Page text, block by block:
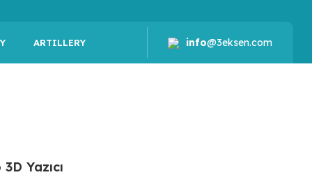
ARTILLERY info@3eksen.com
Yazıcı